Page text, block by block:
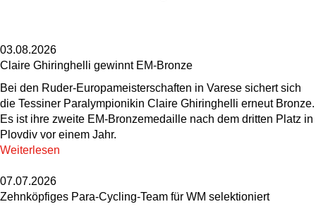
03.08.2026
Claire Ghiringhelli gewinnt EM-Bronze
Bei den Ruder-Europameisterschaften in Varese sichert sich
die Tessiner Paralympionikin Claire Ghiringhelli erneut Bronze.
Es ist ihre zweite EM-Bronzemedaille nach dem dritten Platz in
Plovdiv vor einem Jahr.
Weiterlesen
07.07.2026
Zehnköpfiges Para-Cycling-Team für WM selektioniert